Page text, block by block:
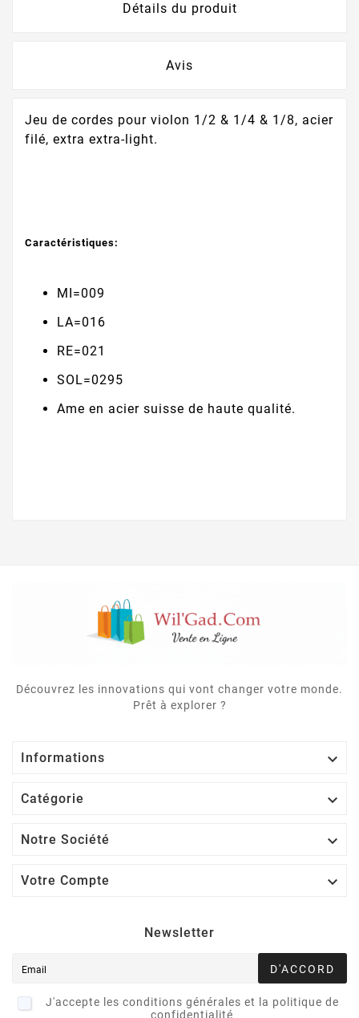
Détails du produit
Avis
Jeu de cordes pour violon 1/2 & 1/4 & 1/8, acier
filé, extra extra-light.
Caractéristiques:
MI=009
LA=016
RE=021
SOL=0295
Ame en acier suisse de haute qualité.
Découvrez les innovations qui vont changer votre monde.
Prêt à explorer ?
Informations 
Catégorie 
Notre Société 
Votre Compte 
Newsletter
D'ACCORD
J'accepte les conditions générales et la politique de
confidentialité